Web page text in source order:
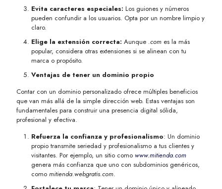
Evita caracteres especiales: Los guiones y números
pueden confundir a los usuarios. Opta por un nombre limpio y
claro.
Elige la extensión correcta: Aunque .com es la más
popular, considera otras extensiones si se alinean con tu
marca o propósito.
Ventajas de tener un dominio propio
Contar con un dominio personalizado ofrece múltiples beneficios
que van más allá de la simple dirección web. Estas ventajas son
fundamentales para construir una presencia digital sólida,
profesional y efectiva.
Refuerza la confianza y profesionalismo: Un dominio
propio transmite seriedad y profesionalismo a tus clientes y
visitantes. Por ejemplo, un sitio como www.mitienda.com
genera más confianza que uno con subdominios genéricos,
como mitienda.webgratis.com.